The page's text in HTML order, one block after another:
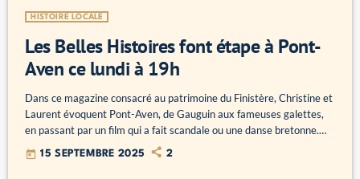
HISTOIRE LOCALE
Les Belles Histoires font étape à Pont-
Aven ce lundi à 19h
Dans ce magazine consacré au patrimoine du Finistère, Christine et
Laurent évoquent Pont-Aven, de Gauguin aux fameuses galettes,
en passant par un film qui a fait scandale ou une danse bretonne.
Les Belles Histoires, c'est le lundi 15 septembre à 19 heures,
rediffusion le samedi 20 septembre et disponible en podcast :
today 15 SEPTEMBRE 2025 2